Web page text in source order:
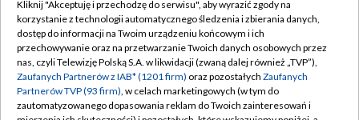
TVP
Abonament TVP
Emisja w TVP
Centrum informacji TVP
Regulamin TVP
Polityka prywatności
Moje zgody
Kliknij "Akceptuję i przechodzę do serwisu", aby wyrazić zgody na
korzystanie z technologii automatycznego śledzenia i zbierania danych,
dostęp do informacji na Twoim urządzeniu końcowym i ich
przechowywanie oraz na przetwarzanie Twoich danych osobowych przez
nas, czyli Telewizję Polską S.A. w likwidacji (zwaną dalej również „TVP”),
Zaufanych Partnerów z IAB* (1201 firm) oraz pozostałych Zaufanych
Partnerów TVP (93 firm), w celach marketingowych (w tym do
zautomatyzowanego dopasowania reklam do Twoich zainteresowań i